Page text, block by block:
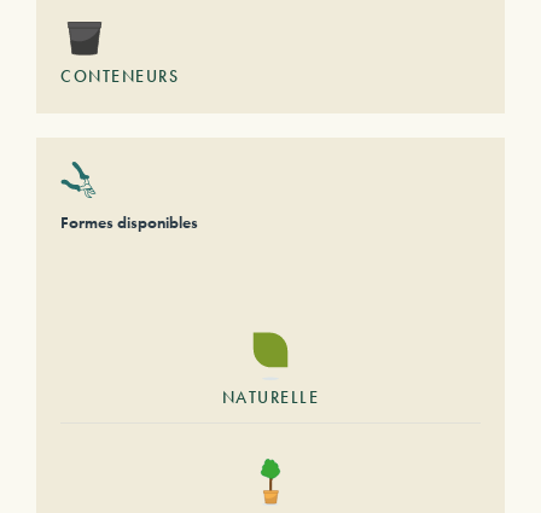
CONTENEURS
Formes disponibles
NATURELLE